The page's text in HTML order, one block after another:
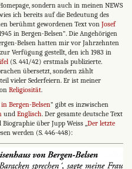
sondern auch in meinen NEWS
ich bereits auf die Bedeutung des
berühmt gewordenen Text von Josef
in Bergen-Belsen". Die Angehörigen
Belsen hatten mir vor Jahrzehnten
Verfügung gestellt, den ich 1983 in
(S. 441/42) erstmals publizierte.
übersetzt, sondern zählt
vieler Sederfeiern. Er ist meiner
Religiosität.
in Bergen-Belsen" gibt es inzwischen
und Englisch. Der gesamte deutsche Text
über Jupp Weiss „Der letzte
werden (S. 446-448):